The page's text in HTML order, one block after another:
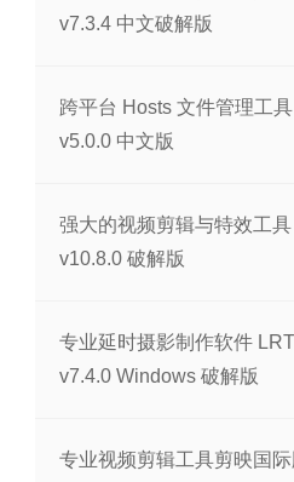
v7.3.4 中文破解版
跨平台 Hosts 文件管理工
v5.0.0 中文版
强大的视频剪辑与特效工
v10.8.0 破解版
专业延时摄影制作软件
v7.4.0 Windows 破解版
专业视频剪辑工具剪映国